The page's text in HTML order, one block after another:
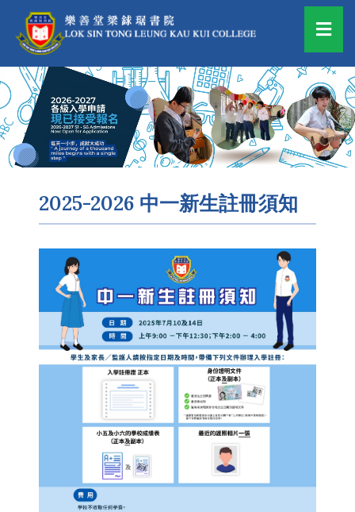
2025-2026 中一新生註冊須知